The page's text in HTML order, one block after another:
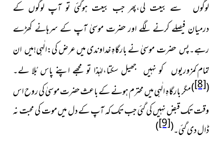
لوگوں سے بیعت لی،پھر جب بیعت ہوگئی تو آپ لوگوں کے
درمیان فیصلے کرنے لگے اور حضرت موسیٰ آپ کے سرہانے کھڑے
رہے۔پس حضرت موسیٰ نے بارگاہِ خداوندی میں عرض کی:الٰہی!میں ان
تمام کمزوریوں کو نہیں جھیل سکتا،لہٰذا تو مجھے اپنے پاس بُلا لے۔
(
[8]
)مگر بارگاہِ الٰہی میں محترم ہونے کے باعث حضرت موسیٰ کی روح اس
وقت تک قبض نہیں کی گئی جب تک کہ آپ کے دل میں موت کی محبت نہ
ڈال دی گئی۔(
[9]
)